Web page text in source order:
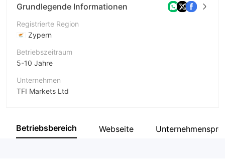
Grundlegende Informationen
Registrierte Region
Zypern
Betriebszeitraum
5-10 Jahre
Unternehmen
TFI Markets Ltd
Unternehmensmitarbeiter
Betriebsbereich Webseite